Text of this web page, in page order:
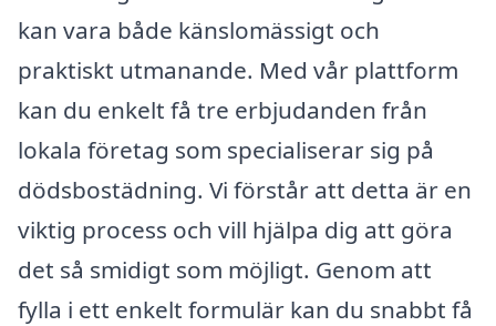
kan vara både känslomässigt och
praktiskt utmanande. Med vår plattform
kan du enkelt få tre erbjudanden från
lokala företag som specialiserar sig på
dödsbostädning. Vi förstår att detta är en
viktig process och vill hjälpa dig att göra
det så smidigt som möjligt. Genom att
fylla i ett enkelt formulär kan du snabbt få